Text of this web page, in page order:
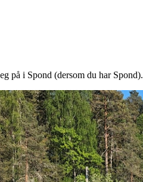
på i Spond (dersom du har Spond).